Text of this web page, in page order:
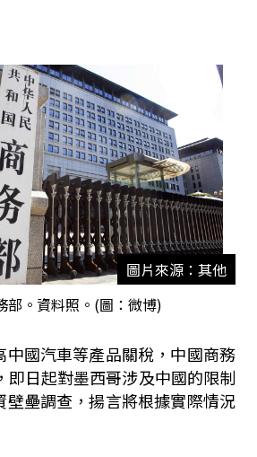
圖片來源：其他
部。資料照。(圖：微博)
中國汽車等產品關稅，中國商務
即日起對墨西哥涉及中國的限制
壁壘調查，揚言將根據實際情況